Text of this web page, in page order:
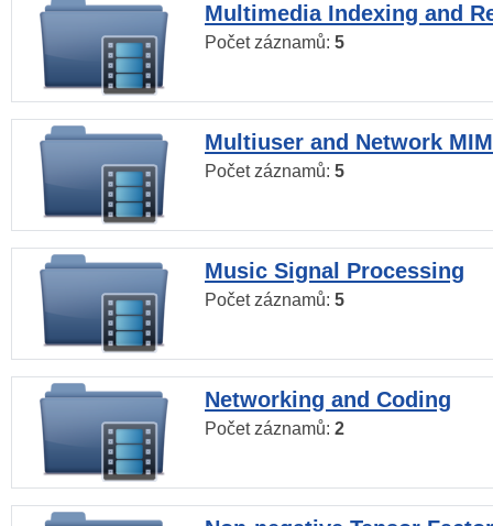
Multimedia Indexing and
Počet záznamů: 5
Multiuser and Network
Počet záznamů: 5
Music Signal Processing
Počet záznamů: 5
Networking and Coding
Počet záznamů: 2